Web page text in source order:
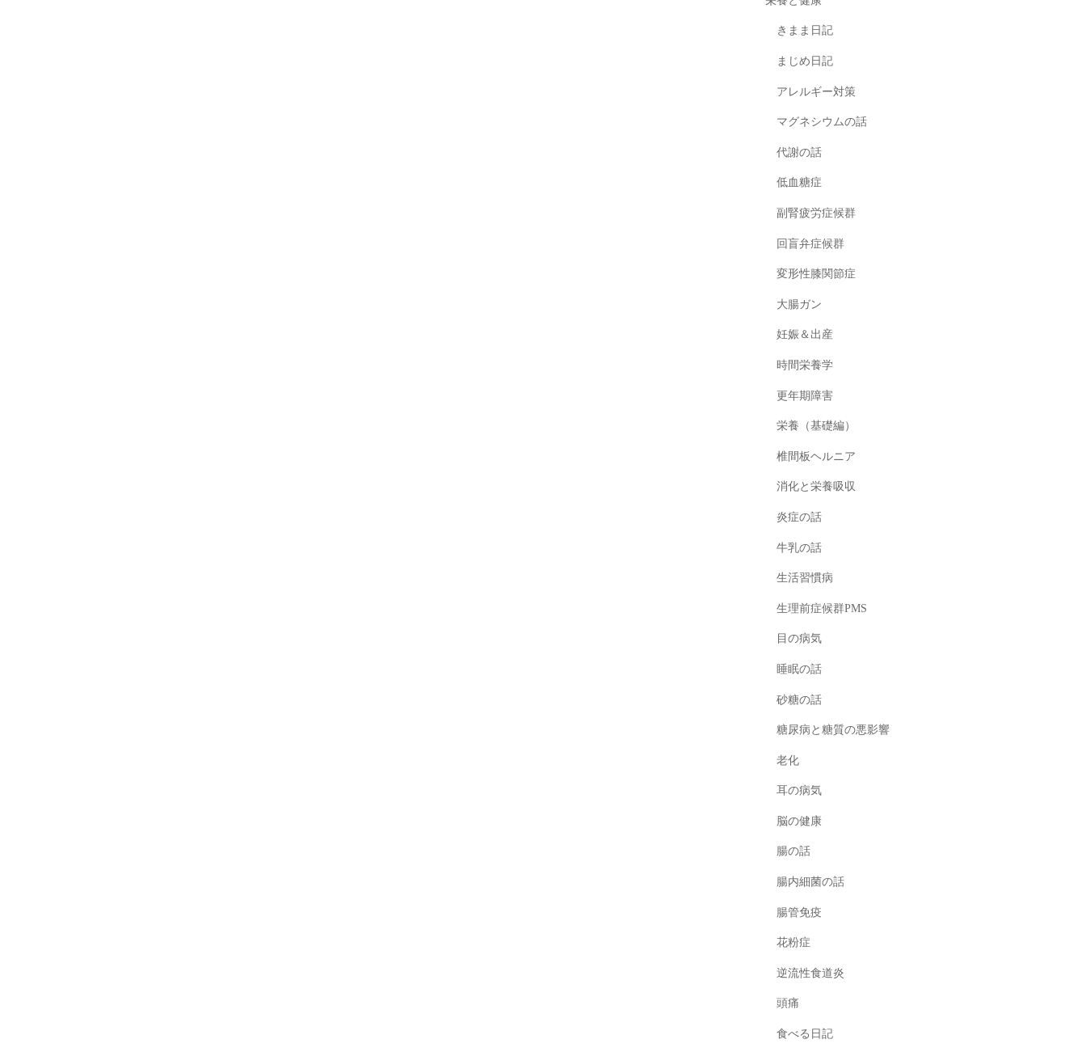
きまま日記
まじめ日記
アレルギー対策
マグネシウムの話
代謝の話
低血糖症
副腎疲労症候群
回盲弁症候群
変形性膝関節症
大腸ガン
妊娠＆出産
時間栄養学
更年期障害
栄養（基礎編）
椎間板ヘルニア
消化と栄養吸収
炎症の話
牛乳の話
生活習慣病
生理前症候群PMS
目の病気
睡眠の話
砂糖の話
糖尿病と糖質の悪影響
老化
耳の病気
脳の健康
腸の話
腸内細菌の話
腸管免疫
花粉症
逆流性食道炎
頭痛
食べる日記